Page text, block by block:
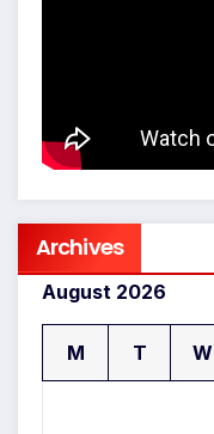
Archives
August 2026
M T W